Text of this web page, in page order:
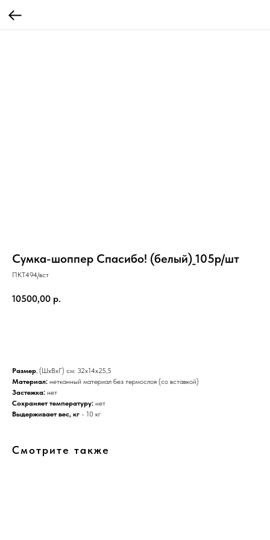
Сумка-шоппер Спасибо! (белый)_105р/шт
ПКТ494/вст
10500,00 р.
Размер, (ШхВхГ) см: 32х14х25,5
Материал: нетканный материал без термослоя (со вставкой)
Застежка: нет
Сохраняет температуру: нет
Выдерживает вес, кг - 10 кг
Смотрите также